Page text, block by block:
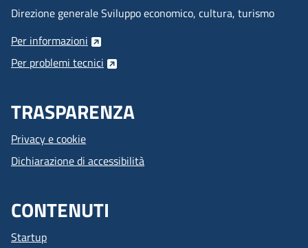
Direzione generale Sviluppo economico, cultura, turismo
Per informazioni
Per problemi tecnici
TRASPARENZA
Privacy e cookie
Dichiarazione di accessibilità
CONTENUTI
Startup